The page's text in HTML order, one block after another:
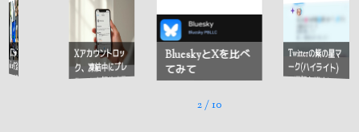
TwitterをBOT化
する方法（metabir
ds使用）
Xアカウントロッ
ク、凍結中にプレ
ミアムを解約する
BlueskyとXを比べ
てみて
Twitterの紫の星マ
ーク(ハイライト)
の通知を消すに
2/10